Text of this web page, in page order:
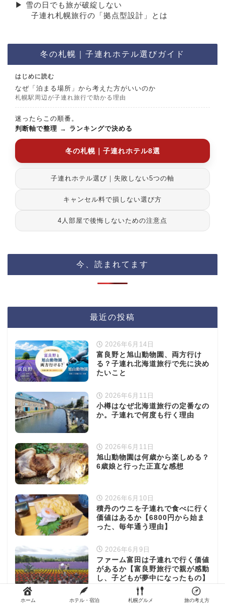
▶︎ 雪の日でも旅が破綻しない
子連れ札幌旅行の「拠点型設計」とは
冬の札幌｜子連れホテル選びガイド
はじめに読む
なぜ「泊まる場所」から考えた方がいいのか
札幌駅周辺が子連れ旅行で助かる理由
迷ったらこの順番。
判断軸で整理 → ランキングで決める
冬の札幌｜子連れホテル8選
子連れホテル選び｜失敗しない5つの軸
キャンセル料で損しない選び方
4人部屋で後悔しないための注意点
今、読まれてます
最近の投稿
2026年6月14日
富良野と旭山動物園、両方行け
る？子連れ北海道旅行で先に決め
たいこと
2026年6月11日
小樽はなぜ北海道旅行の定番なの
か。子連れで何度も行く理由
2026年6月11日
旭山動物園は何歳から楽しめる？
6歳娘と行った正直な感想
2026年6月10日
積丹のウニを子連れで食べに行く
価値はあるか【6800円から始ま
った、毎年通う理由】
2026年6月9日
ファーム富田は子連れで行く価値
があるか【富良野旅行で親が感動
し、子どもが夢中になったもの】
2026年6月9日
ホーム ホテル・宿泊 札幌グルメ 旅の考え方